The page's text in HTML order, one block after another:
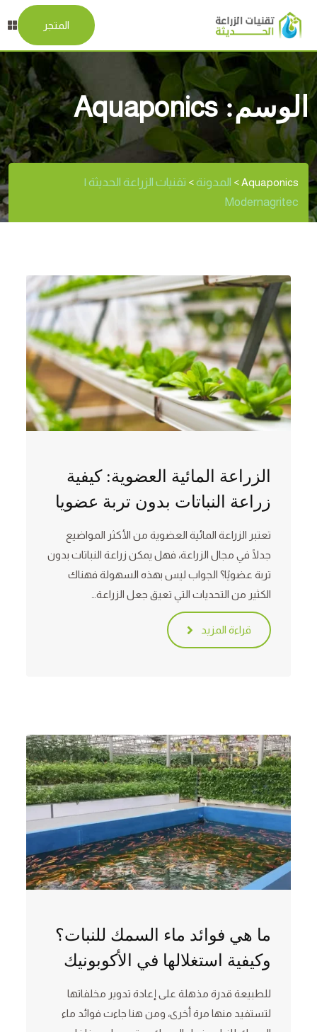
المتجر
الوسم:Aquaponics
Aquaponics
> المدونة> تقنيات الزراعة الحديثة |
Modernagritec
الزراعة المائية العضوية: كيفية
زراعة النباتات بدون تربة عضويا
تعتبر الزراعة المائية العضوية من الأكثر المواضيع
جدلًا في مجال الزراعة، فهل يمكن زراعة النباتات بدون
تربة عضويًا؟ الجواب ليس بهذه السهولة فهناك
الكثير من التحديات التي تعيق جعل الزراعة…
قراءة المزيد
ما هي فوائد ماء السمك للنبات؟
وكيفية استغلالها في الأكوبونيك
للطبيعة قدرة مذهلة على إعادة تدوير مخلفاتها
لتستفيد منها مرة أخرى، ومن هنا جاءت فوائد ماء